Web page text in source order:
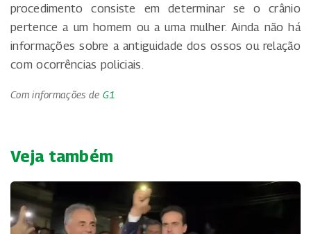
procedimento consiste em determinar se o crânio
pertence a um homem ou a uma mulher. Ainda não há
informações sobre a antiguidade dos ossos ou relação
com ocorrências policiais.
Com informações de G1
Veja também